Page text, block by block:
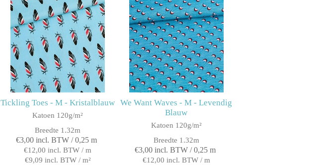
Tickling Toes - M - Kristalblauw
Katoen 120g/m²
Breedte 1.32m
€3,00 incl. BTW / 0,25 m
€12,00 incl. BTW / m
€9,09 incl. BTW / m²
We Want Waves - M - Levendig
Blauw
Katoen 120g/m²
Breedte 1.32m
€3,00 incl. BTW / 0,25 m
€12,00 incl. BTW / m